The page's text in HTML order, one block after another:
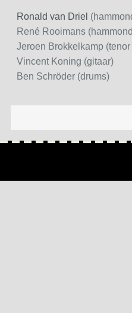
Ronald van Driel
René Rooimans
Jeroen Brokkelkamp (tenor
Vincent Koning (gitaar)
Ben Schröder (drums)